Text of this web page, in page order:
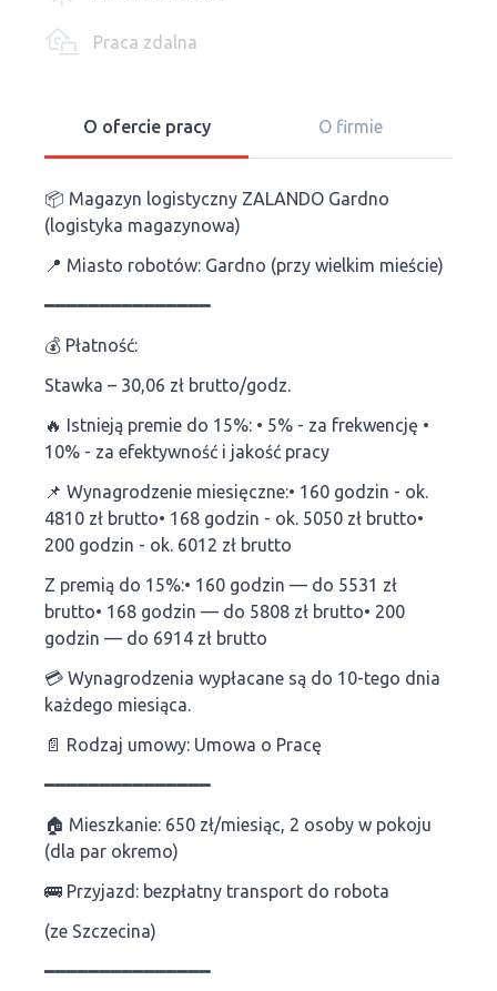
Praca zdalna
O ofercie pracy O firmie
📦 Magazyn logistyczny ZALANDO Gardno
(logistyka magazynowa)
📍 Miasto robotów: Gardno (przy wielkim mieście)
━━━━━━━━━━━━━━━
💰 Płatność:
Stawka – 30,06 zł brutto/godz.
🔥 Istnieją premie do 15%: • 5% - za frekwencję •
10% - za efektywność i jakość pracy
📌 Wynagrodzenie miesięczne:• 160 godzin - ok.
4810 zł brutto• 168 godzin - ok. 5050 zł brutto•
200 godzin - ok. 6012 zł brutto
Z premią do 15%:• 160 godzin — do 5531 zł
brutto• 168 godzin — do 5808 zł brutto• 200
godzin — do 6914 zł brutto
💳 Wynagrodzenia wypłacane są do 10-tego dnia
każdego miesiąca.
📄 Rodzaj umowy: Umowa o Pracę
━━━━━━━━━━━━━━━
🏠 Mieszkanie: 650 zł/miesiąc, 2 osoby w pokoju
(dla par okremo)
🚌 Przyjazd: bezpłatny transport do robota
(ze Szczecina)
━━━━━━━━━━━━━━━